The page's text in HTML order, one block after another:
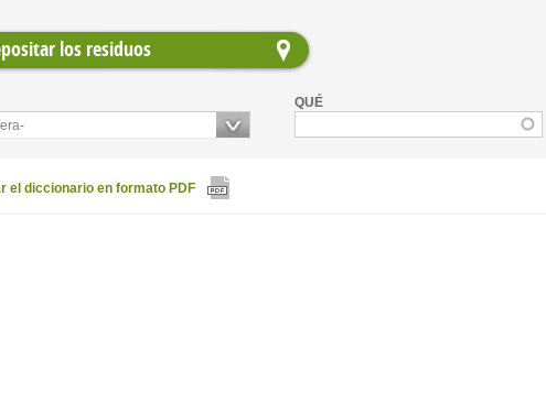
los residuos
QUÉ
el diccionario en formato PDF